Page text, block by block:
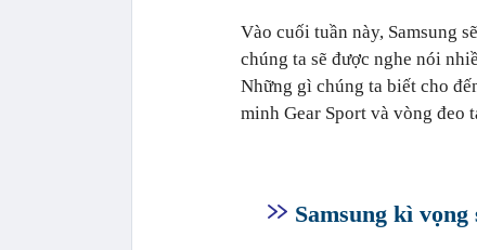
Vào cuối tuần này, Samsung
chúng ta sẽ được nghe nói
Những gì chúng ta biết cho
minh Gear Sport và vòng đeo
Samsung kì